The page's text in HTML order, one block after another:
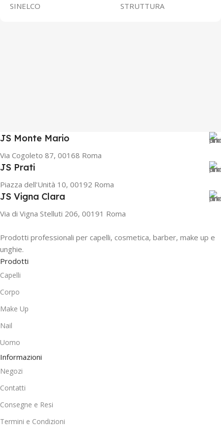
SINELCO STRUTTURA
JS Monte Mario
Via Cogoleto 87, 00168 Roma
JS Prati
Piazza dell'Unità 10, 00192 Roma
JS Vigna Clara
Via di Vigna Stelluti 206, 00191 Roma
Prodotti professionali per capelli, cosmetica, barber, make up e
unghie.
Prodotti
Capelli
Corpo
Make Up
Nail
Uomo
Informazioni
Negozi
Contatti
Consegne e Resi
Termini e Condizioni